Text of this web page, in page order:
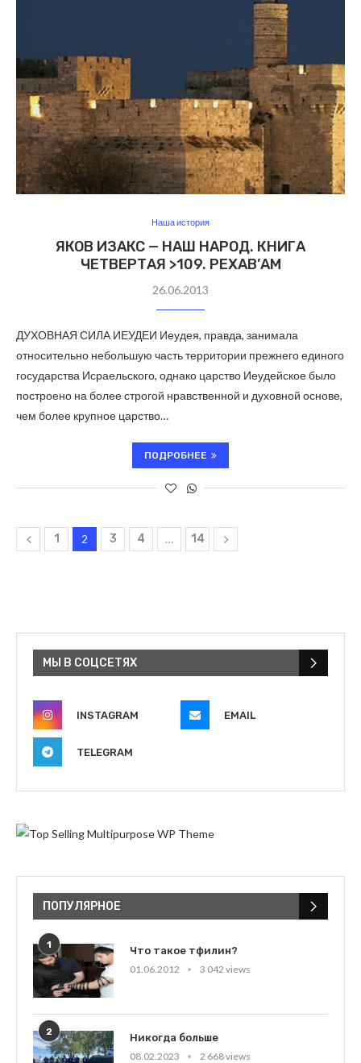
Наша история
ЯКОВ ИЗАКС — НАШ НАРОД. КНИГА
ЧЕТВЕРТАЯ >109. РЕХАВ’АМ
26.06.2013
ДУХОВНАЯ СИЛА ИЕУДЕИ Иеудея, правда, занимала
относительно небольшую часть территории прежнего единого
государства Исраельского, однако царство Иеудейское было
построено на более строгой нравственной и духовной основе,
чем более крупное царство…
ПОДРОБНЕЕ
1 2 3 4 … 14
МЫ В СОЦСЕТЯХ
INSTAGRAM EMAIL
TELEGRAM
ПОПУЛЯРНОЕ
1
Что такое тфилин?
01.06.2012
3 042 views
2
Никогда больше
08.02.2023
2 668 views